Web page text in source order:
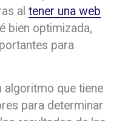
al tener una web
bien optimizada,
para
algoritmo que tiene
para determinar